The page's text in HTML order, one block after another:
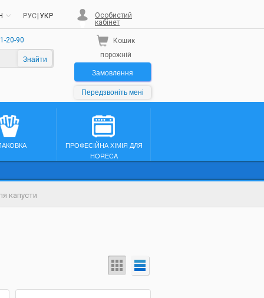
РУС УКР
Особистий
кабінет
20-90
Знайти
Кошик
порожній
Замовлення
Передзвоніть мені
ПРОФЕСІЙНА ХІМІЯ ДЛЯ
HORECA
капусти